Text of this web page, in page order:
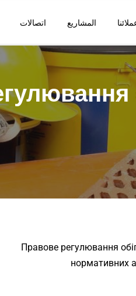
المشاريع اتصالات
Правове регулювання
нормативних